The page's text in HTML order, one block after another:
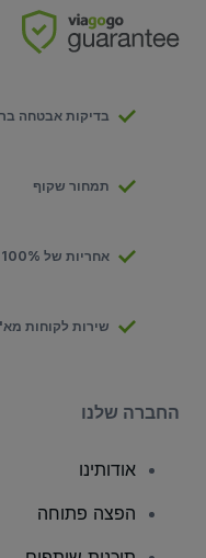
בדיקות אבטחה
תמחור שקוף
אחריות של 100% על כל עסקה
שירות לקוחות
החברה שלנו
אודותינו
הפצה פתוחה